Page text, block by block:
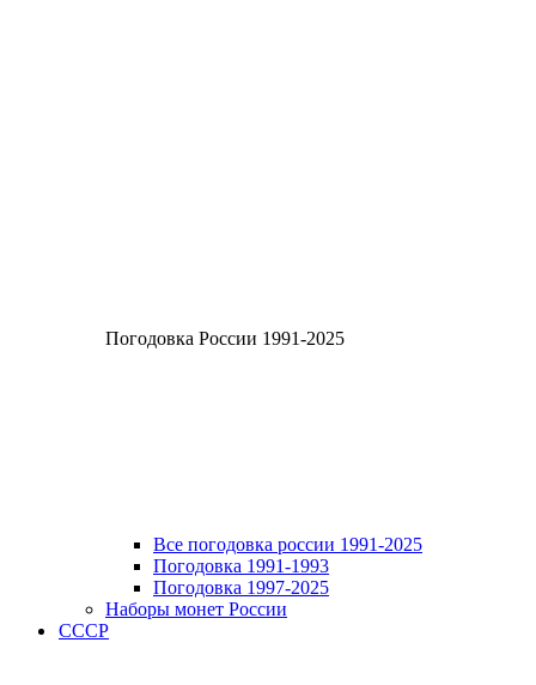
Погодовка России 1991-2025
Все погодовка россии 1991-2025
Погодовка 1991-1993
Погодовка 1997-2025
Наборы монет России
СССР